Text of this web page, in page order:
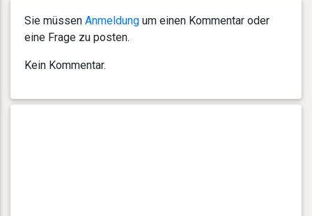
Sie müssen Anmeldung um einen Kommentar oder
eine Frage zu posten.
Kein Kommentar.